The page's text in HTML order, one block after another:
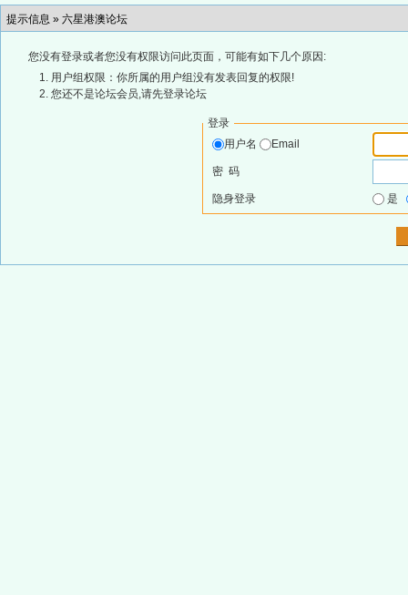
提示信息 » 六星港澳论坛
您没有登录或者您没有权限访问此页面，可能有如下几个原因:
用户组权限：你所属的用户组没有发表回复的权限!
您还不是论坛会员,请先登录论坛
登录
用户名
Email
密 码
隐身登录 是